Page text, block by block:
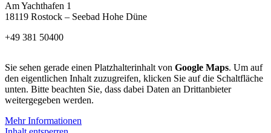
Am Yachthafen 1
18119 Rostock – Seebad Hohe Düne
+49 381 50400
Sie sehen gerade einen Platzhalterinhalt von Google Maps. Um auf
den eigentlichen Inhalt zuzugreifen, klicken Sie auf die Schaltfläche
unten. Bitte beachten Sie, dass dabei Daten an Drittanbieter
weitergegeben werden.
Mehr Informationen